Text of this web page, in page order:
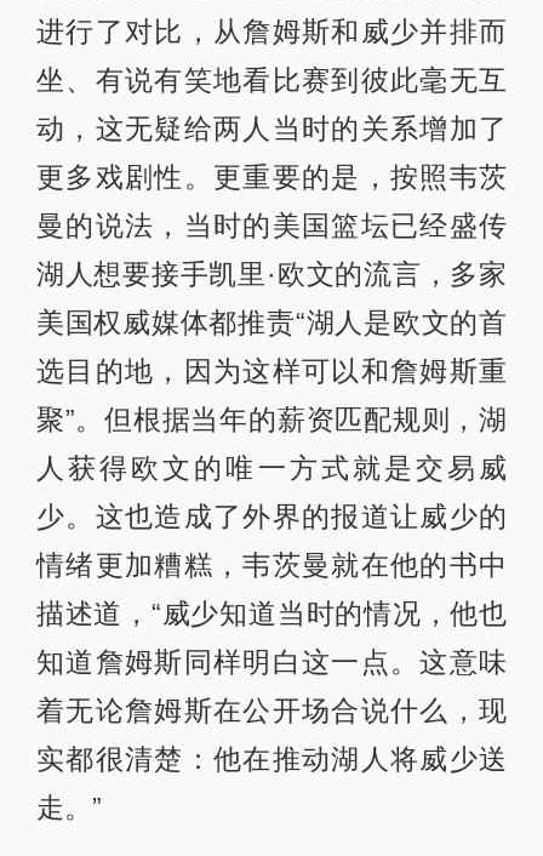
进行了对比，从詹姆斯和威少并排而
坐、有说有笑地看比赛到彼此毫无互
动，这无疑给两人当时的关系增加了
更多戏剧性。更重要的是，按照韦茨
曼的说法，当时的美国篮坛已经盛传
湖人想要接手凯里·欧文的流言，多家
美国权威媒体都推责“湖人是欧文的首
选目的地，因为这样可以和詹姆斯重
聚”。但根据当年的薪资匹配规则，湖
人获得欧文的唯一方式就是交易威
少。这也造成了外界的报道让威少的
情绪更加糟糕，韦茨曼就在他的书中
描述道，“威少知道当时的情况，他也
知道詹姆斯同样明白这一点。这意味
着无论詹姆斯在公开场合说什么，现
实都很清楚：他在推动湖人将威少送
走。”